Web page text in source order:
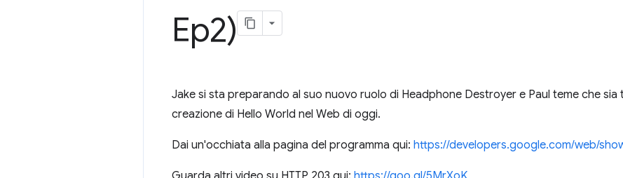
Ep2)
Jake si sta preparando al suo nuovo ruolo di Headphone Destroyer e Paul teme che
creazione di Hello World nel Web di oggi.
Dai un'occhiata alla pagina del programma qui: https://developers.google.com/web/